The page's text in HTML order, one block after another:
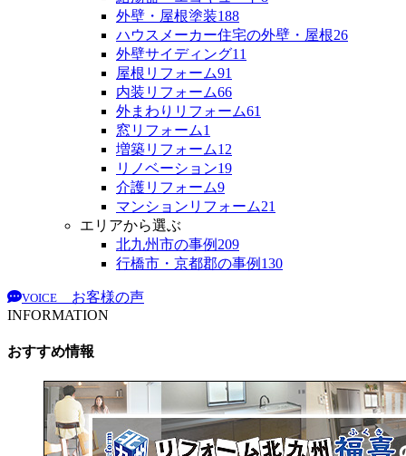
外壁・屋根塗装188
ハウスメーカー住宅の外壁・屋根26
外壁サイディング11
屋根リフォーム91
内装リフォーム66
外まわりリフォーム61
窓リフォーム1
増築リフォーム12
リノベーション19
介護リフォーム9
マンションリフォーム21
エリアから選ぶ
北九州市の事例 209
行橋市・京都郡の事例 130
VOICE
お客様の声
INFORMATION
おすすめ情報